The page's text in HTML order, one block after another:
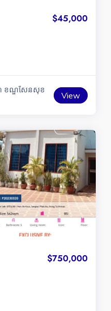
$45,000
ខណ្ឌសែនសុខ
View
$750,000